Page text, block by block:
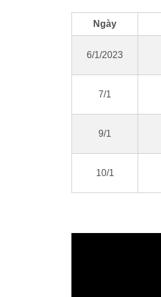
Ngày
6/1/2023
7/1
9/1
10/1